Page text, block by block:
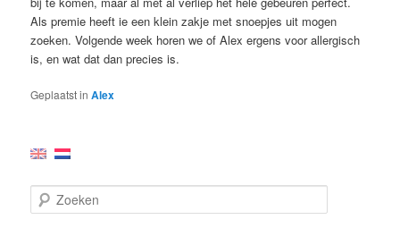
Als premie heeft ie een klein zakje met snoepjes uit mogen
zoeken. Volgende week horen we of Alex ergens voor allergisch
is, en wat dat dan precies is.
Geplaatst in Alex
o